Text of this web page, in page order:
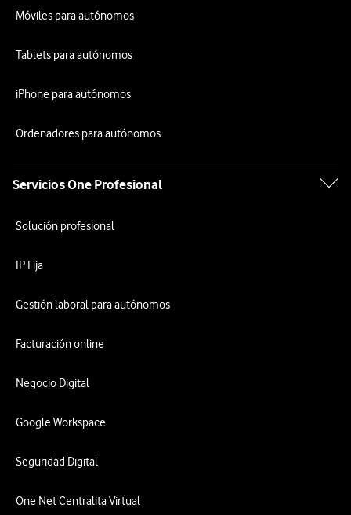
Móviles para autónomos
Tablets para autónomos
iPhone para autónomos
Ordenadores para autónomos
Servicios One Profesional
Solución profesional
IP Fija
Gestión laboral para autónomos
Facturación online
Negocio Digital
Google Workspace
Seguridad Digital
One Net Centralita Virtual